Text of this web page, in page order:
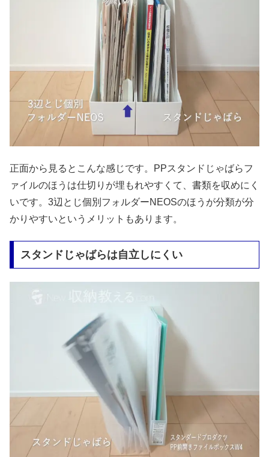
正面から見るとこんな感じです。PPスタンドじゃばらフ
ァイルのほうは仕切りが埋もれやすくて、書類を収めにく
いです。3辺とじ個別フォルダーNEOSのほうが分類が分
かりやすいというメリットもあります。
スタンドじゃばらは自立しにくい